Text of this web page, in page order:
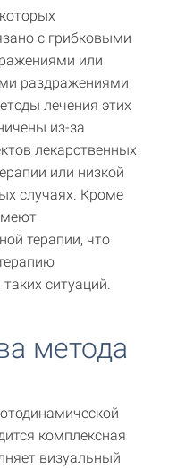
с грибковыми
или
раздражениями
лечения этих
из-за
лекарственных
или низкой
случаях. Кроме
терапии, что
ситуаций.
метода
комплексная
визуальный